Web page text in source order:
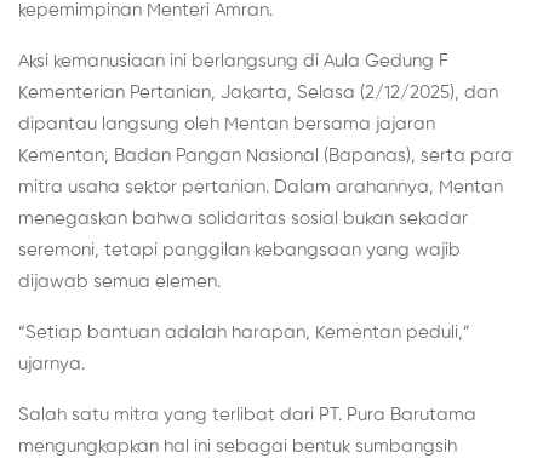
kepemimpinan Menteri Amran.
Aksi kemanusiaan ini berlangsung di Aula Gedung F
Kementerian Pertanian, Jakarta, Selasa (2/12/2025), dan
dipantau langsung oleh Mentan bersama jajaran
Kementan, Badan Pangan Nasional (Bapanas), serta para
mitra usaha sektor pertanian. Dalam arahannya, Mentan
menegaskan bahwa solidaritas sosial bukan sekadar
seremoni, tetapi panggilan kebangsaan yang wajib
dijawab semua elemen.
“Setiap bantuan adalah harapan, Kementan peduli,”
ujarnya.
Salah satu mitra yang terlibat dari PT. Pura Barutama
mengungkapkan hal ini sebagai bentuk sumbangsih